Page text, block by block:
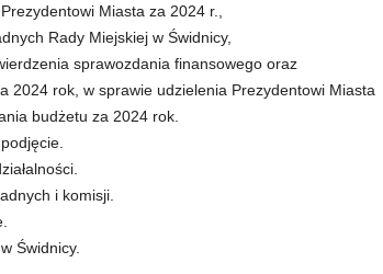
Miasta za 2024 r.,
Rady Miejskiej w Świdnicy,
sprawozdania finansowego oraz
2024 rok, w sprawie udzielenia Prezydentowi Miasta
budżetu za 2024 rok.
i komisji.
Świdnicy.